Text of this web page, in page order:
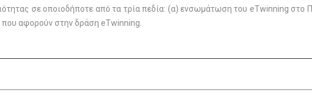
σε οποιοδήποτε από τα τρία πεδία: (α) ενσωμάτωση του eTwinning
που αφορούν στην δράση eTwinning.